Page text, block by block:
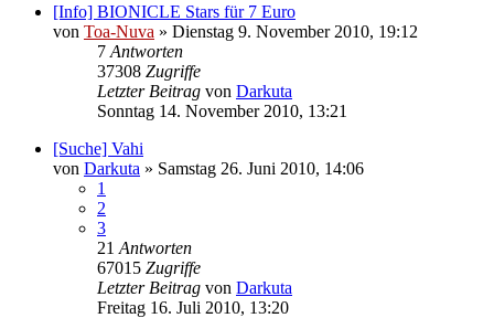
[Info] BIONICLE Stars für 7 Euro
von Toa-Nuva » Dienstag 9. November 2010, 19:12
7 Antworten
37308 Zugriffe
Letzter Beitrag von Darkuta
Sonntag 14. November 2010, 13:21
[Suche] Vahi
von Darkuta » Samstag 26. Juni 2010, 14:06
1
2
3
21 Antworten
67015 Zugriffe
Letzter Beitrag von Darkuta
Freitag 16. Juli 2010, 13:20